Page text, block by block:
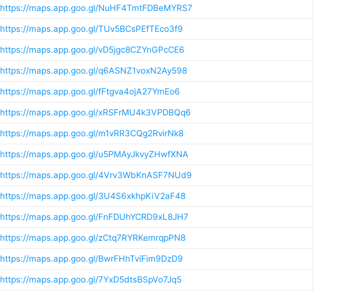
https://maps.app.goo.gl/NuHF4TmtFDBeMYRS7
https://maps.app.goo.gl/TUv5BCsPEfTEco3f9
https://maps.app.goo.gl/vD5jgc8CZYnGPcCE6
https://maps.app.goo.gl/q6ASNZ1voxN2Ay598
https://maps.app.goo.gl/fFtgva4ojA27YmEo6
https://maps.app.goo.gl/xRSFrMU4k3VPDBQq6
https://maps.app.goo.gl/m1vRR3CQg2RvirNk8
https://maps.app.goo.gl/u5PMAyJkvyZHwfXNA
https://maps.app.goo.gl/4Vrv3WbKnASF7NUd9
https://maps.app.goo.gl/3U4S6xkhpKiV2aF48
https://maps.app.goo.gl/FnFDUhYCRD9xL8JH7
https://maps.app.goo.gl/zCtq7RYRKemrqpPN8
https://maps.app.goo.gl/BwrFHhTviFim9DzD9
https://maps.app.goo.gl/7YxD5dtsBSpVo7Jq5